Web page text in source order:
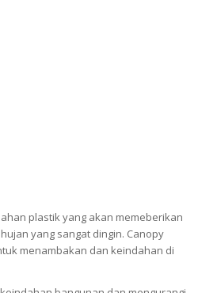
plastik yang akan memeberikan
yang sangat dingin. Canopy
menambakan dan keindahan di